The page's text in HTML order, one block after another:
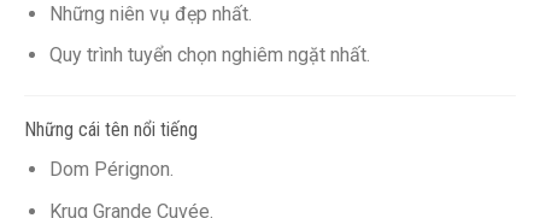
Những niên vụ đẹp nhất.
Quy trình tuyển chọn nghiêm ngặt nhất.
Những cái tên nổi tiếng
Dom Pérignon.
Krug Grande Cuvée.